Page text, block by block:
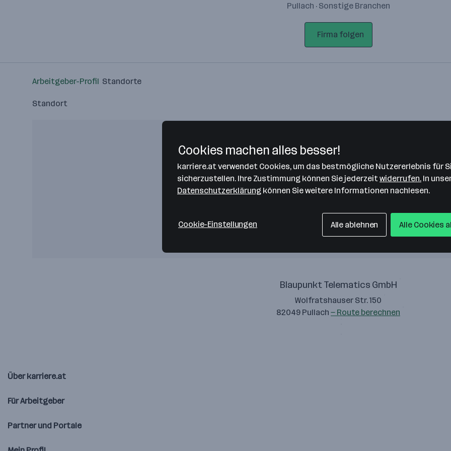
Pullach · Sonstige Branchen
Firma folgen
Arbeitgeber-Profil Standorte
Standort
Bitte stimme unseren Cookie-
Richtlinien zu, um diese Karte
anzuzeigen.
Zustimmung geben
Blaupunkt Telematics GmbH
Wolfratshauser Str. 150
82049 Pullach — Route berechnen
Über karriere.at
Für Arbeitgeber
Partner und Portale
Cookies machen alles besser!
karriere.at verwendet Cookies, um das bestmögliche Nutzererlebnis für
sicherzustellen. Ihre Zustimmung können Sie jederzeit widerrufen. In
Datenschutzerklärung können Sie weitere Informationen nachlesen.
Cookie-Einstellungen Alle ablehnen Alle Cookies